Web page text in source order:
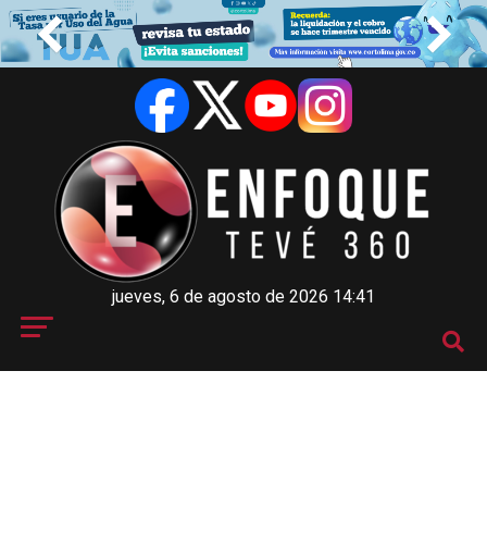
jueves, 6 de agosto de 2026 14:41